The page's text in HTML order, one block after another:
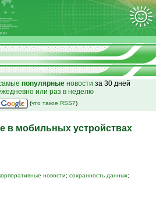
популярные новости за 30 дней
или раз в неделю
(что такое RSS?)
в мобильных устройствах
новости; сохранность данных;